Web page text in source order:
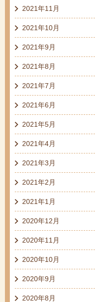
2021年11月
2021年10月
2021年9月
2021年8月
2021年7月
2021年6月
2021年5月
2021年4月
2021年3月
2021年2月
2021年1月
2020年12月
2020年11月
2020年10月
2020年9月
2020年8月